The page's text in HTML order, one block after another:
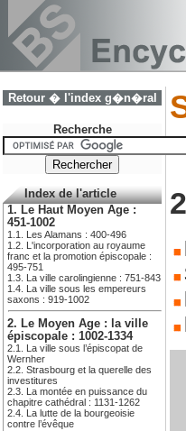
Retour � l'index g�n�ral
Recherche
Index de l'article
1. Le Haut Moyen Age :
451-1002
1.1. Les Alamans : 400-496
1.2. L'incorporation au royaume
franc et la promotion épiscopale :
495-751
1.3. La ville carolingienne : 751-843
1.4. La ville sous les empereurs
saxons : 919-1002
2. Le Moyen Age : la ville
épiscopale : 1002-1334
2.1. La ville sous l’épiscopat de
Wernher
2.2. Strasbourg et la querelle des
investitures
2.3. La montée en puissance du
chapitre cathédral : 1131-1262
2.4. La lutte de la bourgeoisie
contre l’évêque